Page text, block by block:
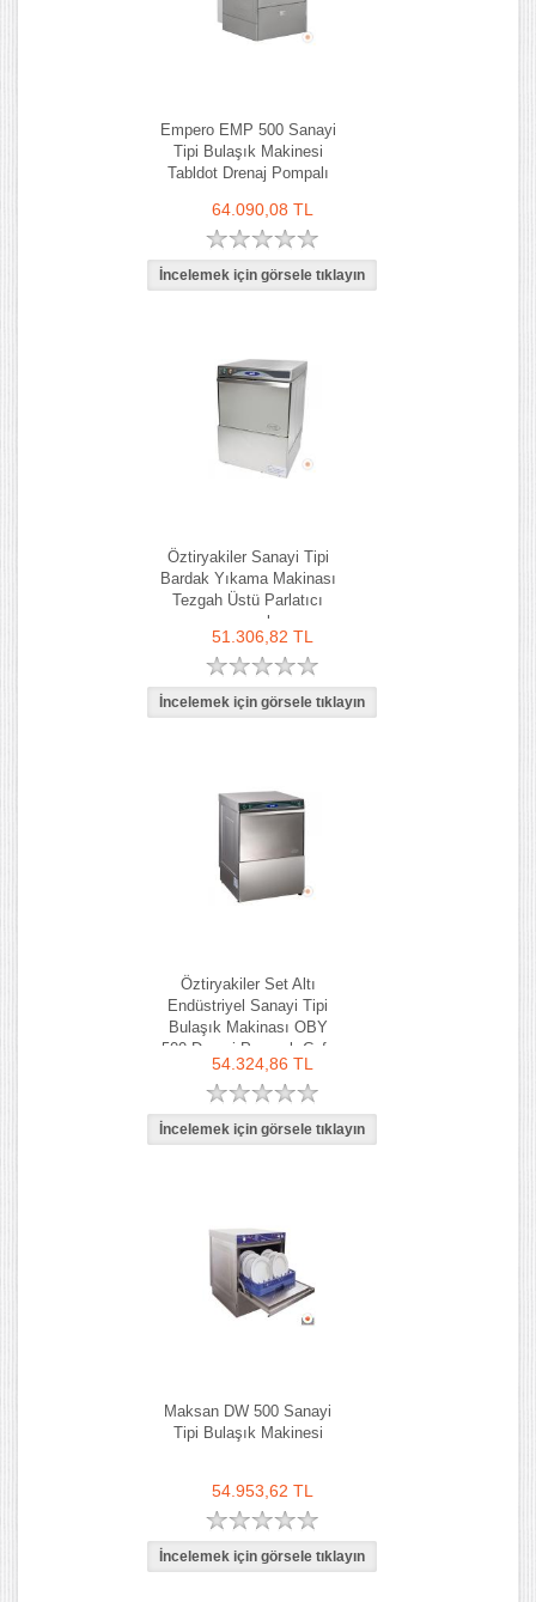
Empero EMP 500 Sanayi
Tipi Bulaşık Makinesi
Tabldot Drenaj Pompalı
64.090,08 TL
Öztiryakiler Sanayi Tipi
Bardak Yıkama Makinası
Tezgah Üstü Parlatıcı
pompalı
51.306,82 TL
Öztiryakiler Set Altı
Endüstriyel Sanayi Tipi
Bulaşık Makinası OBY
500 Drenaj Pompalı Cafe
Lokanta
54.324,86 TL
Maksan DW 500 Sanayi
Tipi Bulaşık Makinesi
54.953,62 TL